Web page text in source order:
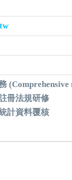
(Comprehensive
冊法規研修
計資料覆核